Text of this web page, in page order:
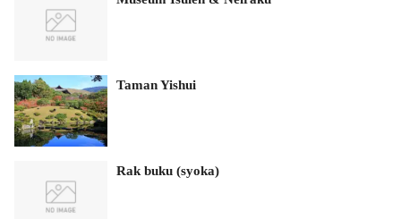
Taman Yishui
Rak buku (syoka)